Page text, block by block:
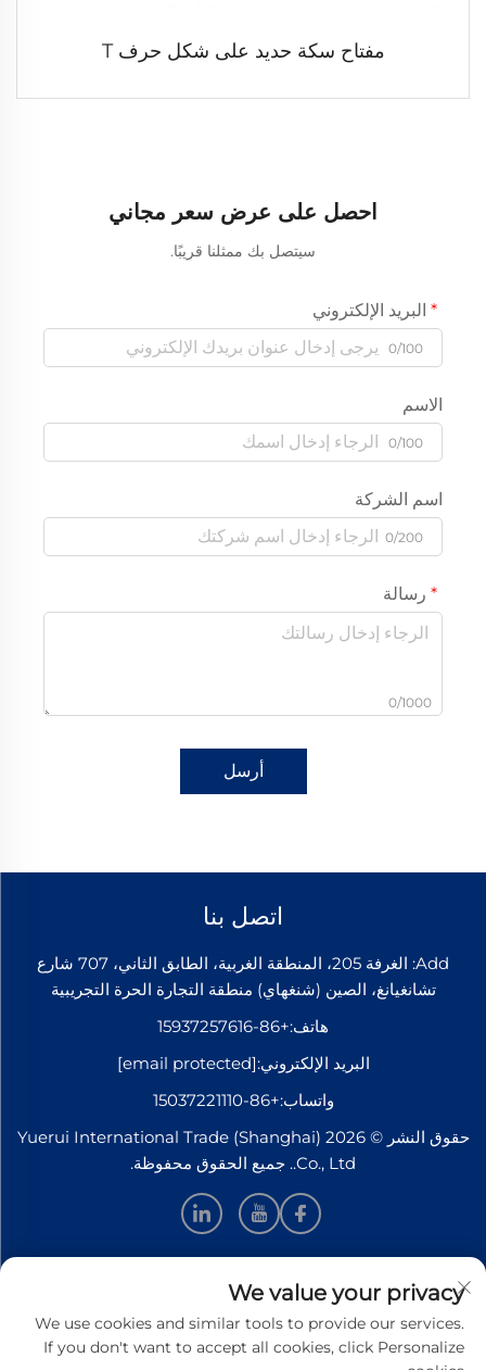
مفتاح سكة حديد على شكل حرف T
احصل على عرض سعر مجاني
سيتصل بك ممثلنا قريبًا.
البريد الإلكتروني
0/100
الاسم
0/100
اسم الشركة
0/200
رسالة
0/1000
أرسل
اتصل بنا
Add: الغرفة 205، المنطقة الغربية، الطابق الثاني، 707 شارع
تشانغيانغ، الصين (شنغهاي) منطقة التجارة الحرة التجريبية
هاتف:+86-15937257616
البريد الإلكتروني:[email protected]
واتساب:+86-15037221110
حقوق النشر © 2026 Yuerui International Trade (Shanghai)
Co., Ltd.. جميع الحقوق محفوظة.
معلومات
اشترك لتلقي نشرتنا الإخبارية الأسبوعية
We value your privacy
We use cookies and similar tools to provide our services.
If you don't want to accept all cookies, click Personalize